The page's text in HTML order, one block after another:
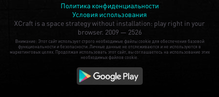
Политика конфиденциальности
Условия использования
XCraft is a space strategy without installation: play right in your
browser. 2009 — 2526
Внимание: Этот сайт использует строго необходимые файлы cookie для обеспечения базовой
функциональности и безопасности. Личные данные не отслеживаются и не используются в
маркетинговых целях. Продолжая использовать этот сайт, вы соглашаетесь на использование этих
необходимых файлов cookie.